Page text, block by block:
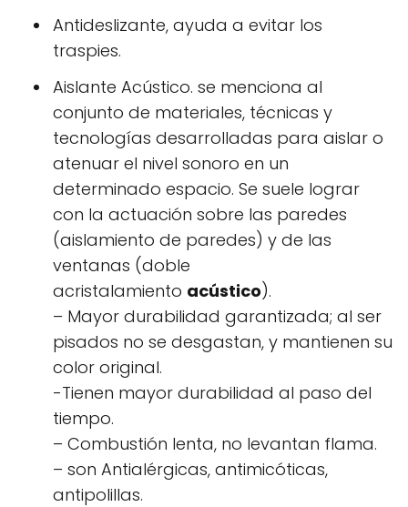
Antideslizante, ayuda a evitar los
traspies.
Aislante Acústico. se menciona al
conjunto de materiales, técnicas y
tecnologías desarrolladas para aislar o
atenuar el nivel sonoro en un
determinado espacio. Se suele lograr
con la actuación sobre las paredes
(aislamiento de paredes) y de las
ventanas (doble
acristalamiento acústico).
– Mayor durabilidad garantizada; al ser
pisados no se desgastan, y mantienen su
color original.
-Tienen mayor durabilidad al paso del
tiempo.
– Combustión lenta, no levantan flama.
– son Antialérgicas, antimicóticas,
antipolillas.